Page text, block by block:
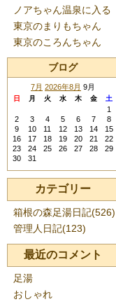
ノアちゃん温泉に入る
東京のまりもちゃん
東京のころんちゃん
ブログ
7月 2026年8月 9月
日 月 火 水 木 金 土
1
2
3 4 5 6 7
8
9
10 11 12 13 14
15
16
17 18 19 20 21
22
23
24 25 26 27 28
29
30
31
カテゴリー
箱根の森足湯日記(526)
管理人日記(123)
最近のコメント
足湯
おしゃれ